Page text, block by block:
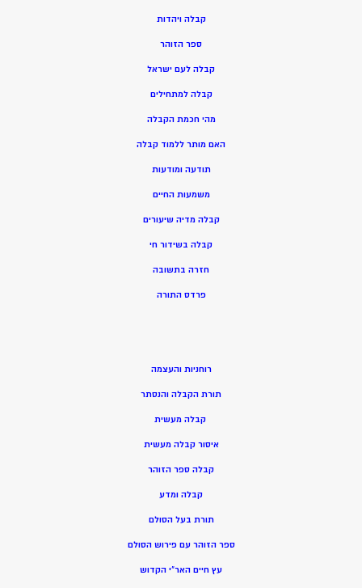
קבלה ויהדות
ספר הזוהר
קבלה לעם ישראל
קבלה למתחילים
מהי חכמת הקבלה
האם מותר ללמוד קבלה
תודעה ומודעות
משמעות החיים
קבלה מדיה שיעורים
קבלה בשידור חי
חזרה בתשובה
פרדס התורה
רוחניות והעצמה
תורת הקבלה והנסתר
קבלה מעשית
איסור קבלה מעשית
קבלה ספר הזוהר
קבלה ומדע
תורת בעל הסולם
ספר הזוהר עם פירוש הסולם
עץ חיים האר”י הקדוש